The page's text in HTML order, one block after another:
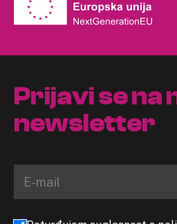
Prijavi se na
newsletter